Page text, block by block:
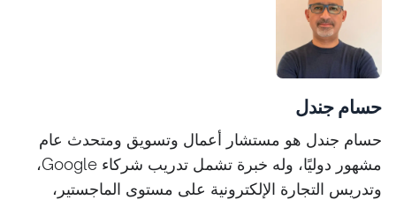
حسام جندل
حسام جندل هو مستشار أعمال وتسويق ومتحدث عام
مشهور دوليًا، وله خبرة تشمل تدريب شركاء Google،
وتدريس التجارة الإلكترونية على مستوى الماجستير،